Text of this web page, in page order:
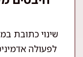
שינוי כתובת
לפעולה